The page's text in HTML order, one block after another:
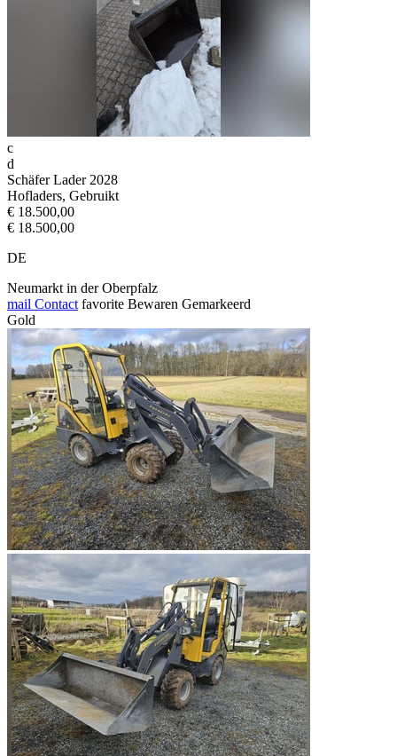
c
d
Schäfer Lader 2028
Hofladers, Gebruikt
€ 18.500,00
€ 18.500,00
DE
Neumarkt in der Oberpfalz
mail Contact favorite Bewaren Gemarkeerd
Gold